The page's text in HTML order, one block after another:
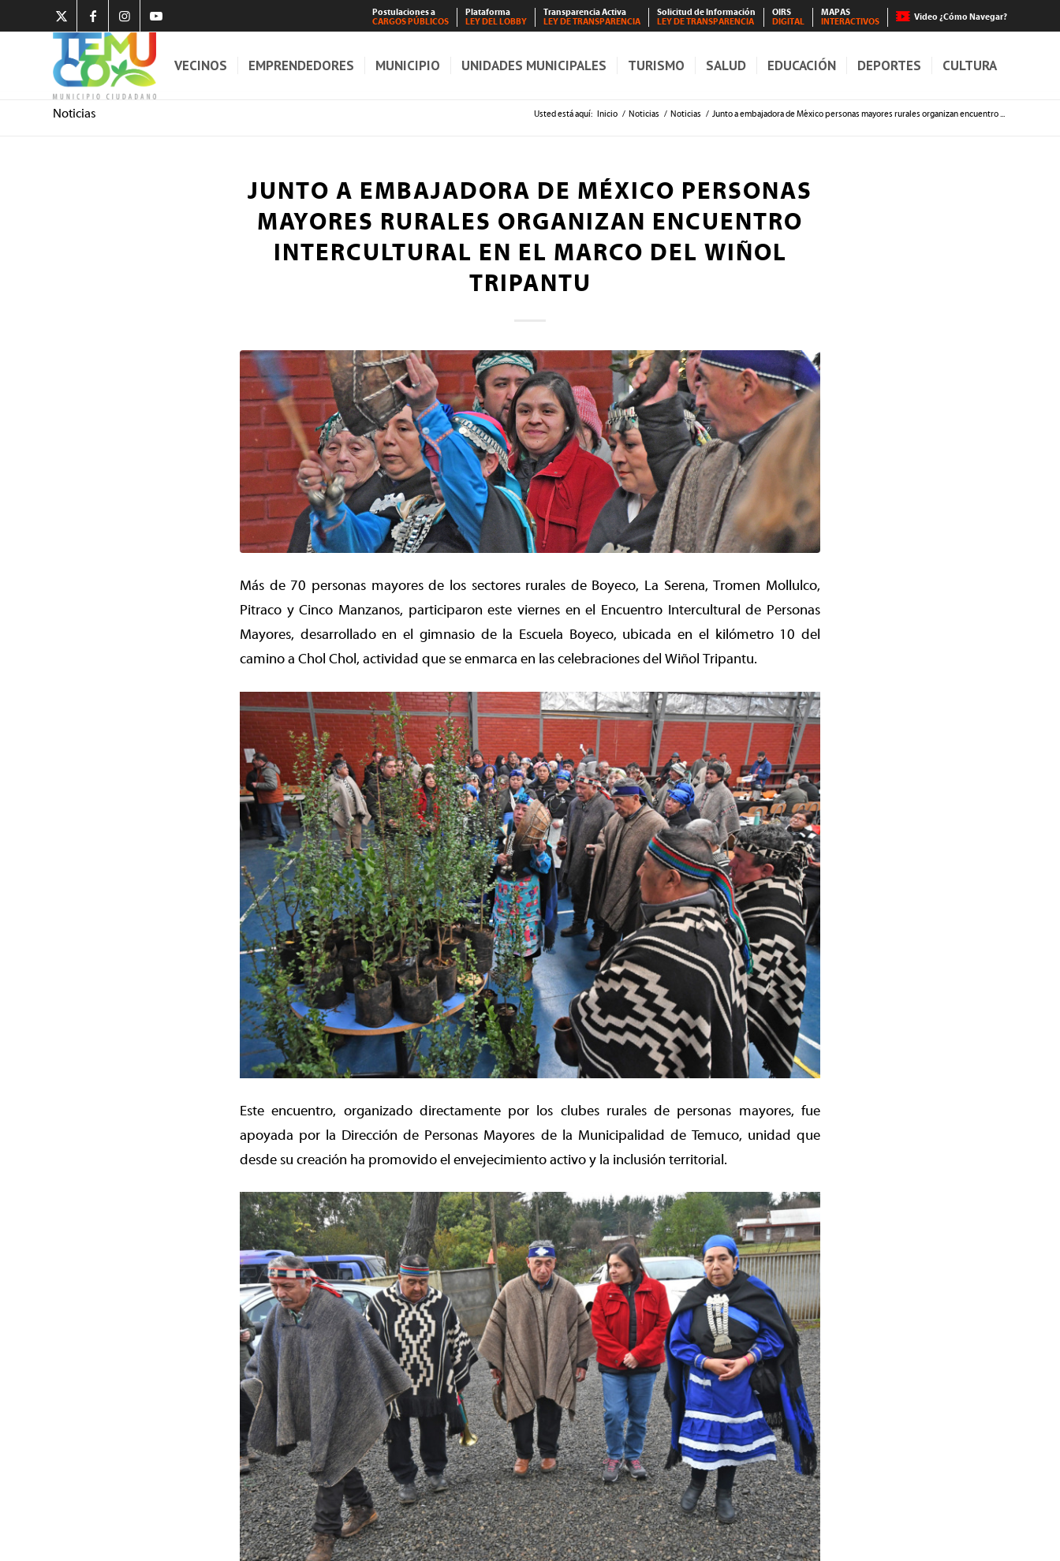
Postulaciones a
CARGOS PÚBLICOS
Plataforma
LEY DEL LOBBY
Transparencia Activa
LEY DE TRANSPARENCIA
Solicitud de Información
LEY DE TRANSPARENCIA
OIRS
DIGITAL
MAPAS
INTERACTIVOS
Video ¿Cómo Navegar?
VECINOS EMPRENDEDORES MUNICIPIO UNIDADES MUNICIPALES TURISMO SALUD EDUCACIÓN DEPORTES CULTURA
Noticias Usted está aquí: Inicio / Noticias / Noticias / Junto a embajadora de México personas mayores rurales organizan encuentro ...
JUNTO A EMBAJADORA DE MÉXICO PERSONAS
MAYORES RURALES ORGANIZAN ENCUENTRO
INTERCULTURAL EN EL MARCO DEL WIÑOL
TRIPANTU
Más de 70 personas mayores de los sectores rurales de Boyeco, La Serena, Tromen Mollulco,
Pitraco y Cinco Manzanos, participaron este viernes en el Encuentro Intercultural de Personas
Mayores, desarrollado en el gimnasio de la Escuela Boyeco, ubicada en el kilómetro 10 del
camino a Chol Chol, actividad que se enmarca en las celebraciones del Wiñol Tripantu.
Este encuentro, organizado directamente por los clubes rurales de personas mayores, fue
apoyada por la Dirección de Personas Mayores de la Municipalidad de Temuco, unidad que
desde su creación ha promovido el envejecimiento activo y la inclusión territorial.